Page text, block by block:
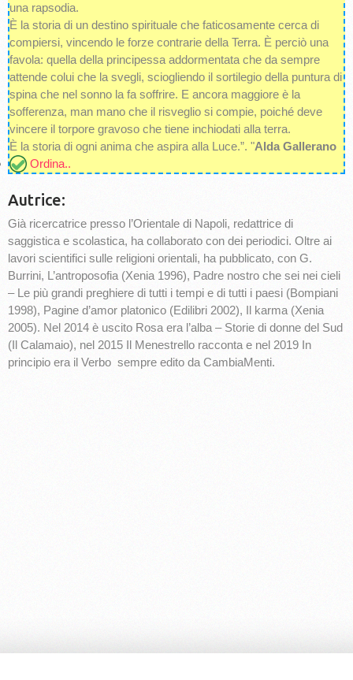
una rapsodia.
È la storia di un destino spirituale che faticosamente cerca di
compiersi, vincendo le forze contrarie della Terra. È perciò una
favola: quella della principessa addormentata che da sempre
attende colui che la svegli, sciogliendo il sortilegio della puntura di
spina che nel sonno la fa soffrire. E ancora maggiore è la
sofferenza, man mano che il risveglio si compie, poiché deve
vincere il torpore gravoso che tiene inchiodati alla terra.
È la storia di ogni anima che aspira alla Luce.”. "Alda Gallerano
Ordina..
Autrice:
Già ricercatrice presso l’Orientale di Napoli, redattrice di
saggistica e scolastica, ha collaborato con dei periodici. Oltre ai
lavori scientifici sulle religioni orientali, ha pubblicato, con G.
Burrini, L’antroposofia (Xenia 1996), Padre nostro che sei nei cieli
– Le più grandi preghiere di tutti i tempi e di tutti i paesi (Bompiani
1998), Pagine d’amor platonico (Edilibri 2002), Il karma (Xenia
2005). Nel 2014 è uscito Rosa era l’alba – Storie di donne del Sud
(Il Calamaio), nel 2015 Il Menestrello racconta e nel 2019 In
principio era il Verbo sempre edito da CambiaMenti.